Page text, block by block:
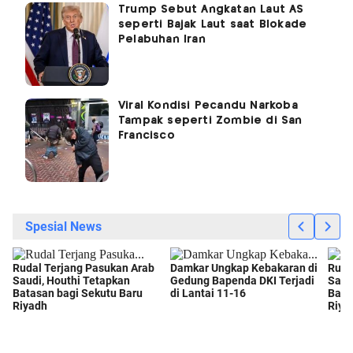
Trump Sebut Angkatan Laut AS
seperti Bajak Laut saat Blokade
Pelabuhan Iran
Viral Kondisi Pecandu Narkoba
Tampak seperti Zombie di San
Francisco